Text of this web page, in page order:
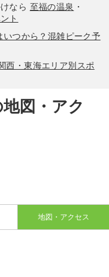
なら 至福の温泉 ・
ト
つから？混雑ピーク予
西・東海エリア別スポ
図・アク
地図・アクセス